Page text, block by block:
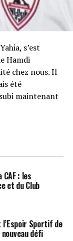
s’est
Hamdi
chez nous. Il
été
maintenant
: les
et du Club
Sportif de
défi